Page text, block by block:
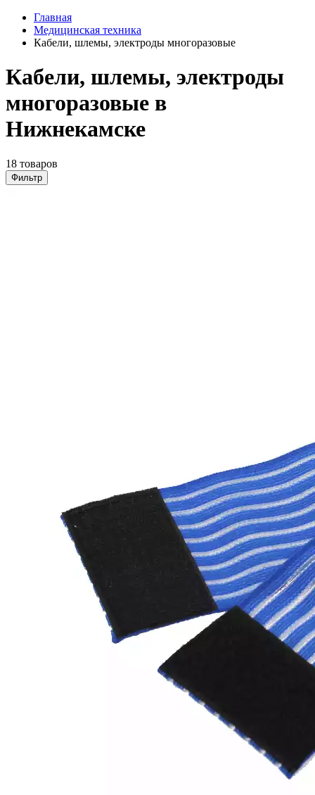
Главная
Медицинская техника
Кабели, шлемы, электроды многоразовые
Кабели, шлемы, электроды
многоразовые в
Нижнекамске
18 товаров
Фильтр